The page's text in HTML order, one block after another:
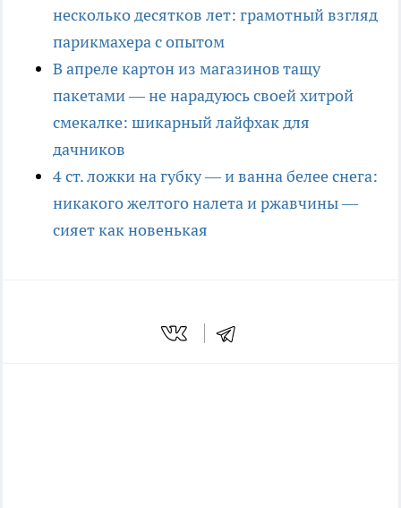
несколько десятков лет: грамотный взгляд
парикмахера с опытом
В апреле картон из магазинов тащу
пакетами — не нарадуюсь своей хитрой
смекалке: шикарный лайфхак для
дачников
4 ст. ложки на губку — и ванна белее снега:
никакого желтого налета и ржавчины —
сияет как новенькая